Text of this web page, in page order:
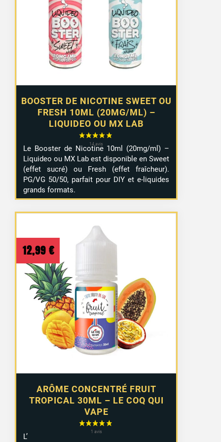
BOOSTER DE NICOTINE SWEET OU
FRESH 10ML (20MG/ML) –
LIQUIDEO OU MX LAB
1,29 €
10,99 €
Le Booster de Nicotine 10ml (20mg/ml) –
Liquideo ou MX Lab est disponible en Sweet
(effet sucré) ou Fresh (effet fraîcheur).
PG/VG 50/50, parfait pour DIY et e-liquides
grands formats.
ARÔME CONCENTRÉ FRUIT
TROPICAL 30ML – LE COQ QUI
VAPE
12,99 €
L’